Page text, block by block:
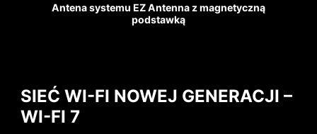
Antena systemu EZ Antenna z magnetyczną
podstawką
SIEĆ WI-FI NOWEJ GENERACJI –
WI-FI 7
głównej slotów MSI PCI
Express Steel Armor użyto
tych można bez problemu